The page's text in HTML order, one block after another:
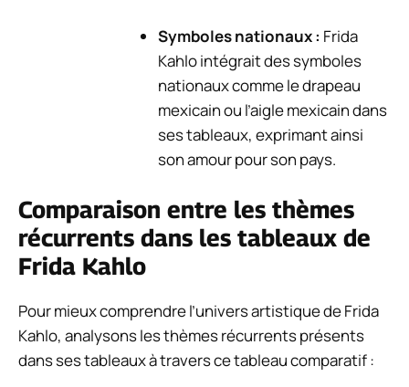
Symboles nationaux : Frida
Kahlo intégrait des symboles
nationaux comme le drapeau
mexicain ou l’aigle mexicain dans
ses tableaux, exprimant ainsi
son amour pour son pays.
Comparaison entre les thèmes
récurrents dans les tableaux de
Frida Kahlo
Pour mieux comprendre l’univers artistique de Frida
Kahlo, analysons les thèmes récurrents présents
dans ses tableaux à travers ce tableau comparatif :